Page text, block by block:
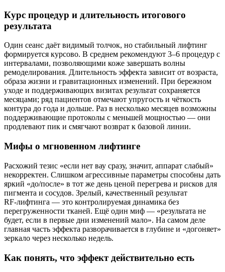
Курс процедур и длительность итогового
результата
Один сеанс даёт видимый толчок, но стабильный лифтинг
формируется курсово. В среднем рекомендуют 3–6 процедур с
интервалами, позволяющими коже завершать волны
ремоделирования. Длительность эффекта зависит от возраста,
образа жизни и гравитационных изменений. При бережном
уходе и поддерживающих визитах результат сохраняется
месяцами; ряд пациентов отмечают упругость и чёткость
контура до года и дольше. Раз в несколько месяцев возможны
поддерживающие протоколы с меньшей мощностью — они
продлевают пик и смягчают возврат к базовой линии.
Мифы о мгновенном лифтинге
Расхожий тезис «если нет вау сразу, значит, аппарат слабый»
некорректен. Слишком агрессивные параметры способны дать
яркий «до/после» в тот же день ценой перегрева и рисков для
пигмента и сосудов. Зрелый, качественный результат
RF‑лифтинга — это контролируемая динамика без
перегруженности тканей. Ещё один миф — «результата не
будет, если в первые дни изменений мало». На самом деле
главная часть эффекта разворачивается в глубине и «догоняет»
зеркало через несколько недель.
Как понять, что эффект действительно есть